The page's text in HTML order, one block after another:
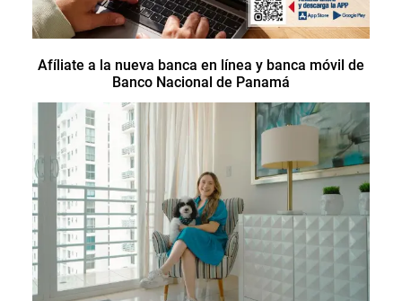
Afíliate a la nueva banca en línea y banca móvil de
Banco Nacional de Panamá